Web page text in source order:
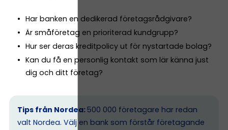
Har banken en dedikerad företagsrådgivare?
Är småföretag en prioriterad kundgrupp?
Hur ser deras kreditpolicy ut för nystartade bolag?
Kan du få en personlig kontakt som lär känna just
dig och ditt företag?
Tips från Nordea: 500 000 företagare har redan
valt Nordea. Välj en bank som förstår företagande